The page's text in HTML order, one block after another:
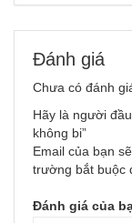
Đánh giá
Chưa có đánh
Hãy là người
không bi”
Email của bạn
trường bắt buộc
Đánh giá của